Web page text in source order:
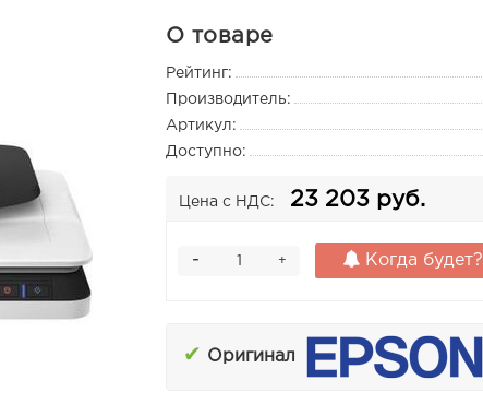
О товаре
Рейтинг:
Производитель:
Артикул:
Доступно:
Цена с НДС: 23 203 руб.
+
- Когда будет?
✔ Оригинал